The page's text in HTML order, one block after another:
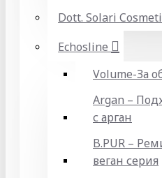
Dott. Solari
Echosline
Volume-За
Argan –
с арган
B.PUR –
веган серия